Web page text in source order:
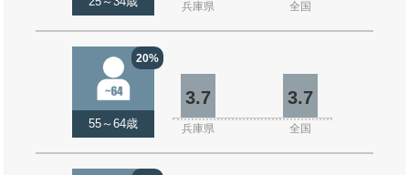
兵庫県 全国
20%
55～64歳
3.7 3.7
兵庫県 全国